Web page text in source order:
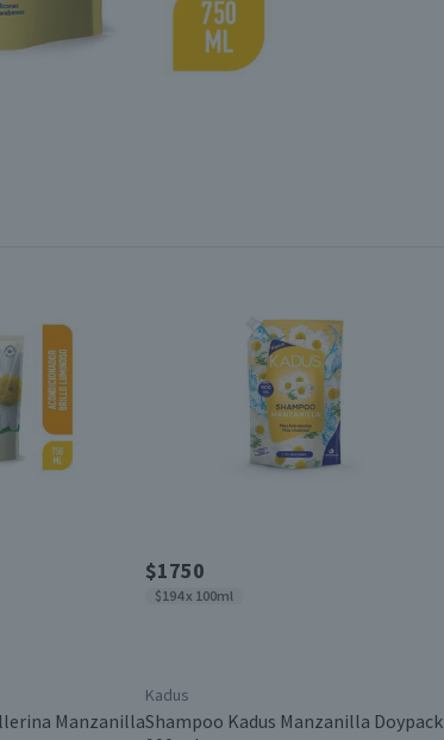
Manzanilla
$1750
$194 x 100ml
Kadus
Shampoo Kadus Manzanilla Doypack